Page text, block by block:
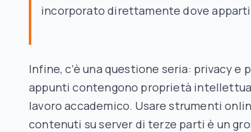
incorporato direttamente dove
Infine, c’è una questione seria: privacy e
appunti contengono proprietà
lavoro accademico. Usare strumenti
contenuti su server di terze parti è un